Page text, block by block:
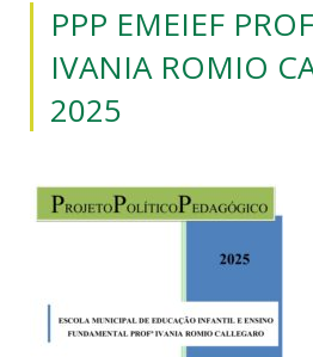
PPP EMEIEF
IVANIA ROMIO
2025